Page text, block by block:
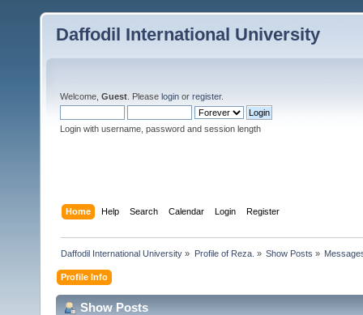
Daffodil International University
Welcome, Guest . Please login or register.
Login with username, password and session length
Home Help Search Calendar Login Register
Daffodil International University » Profile of Reza. » Show Posts »
Profile Info
Show Posts